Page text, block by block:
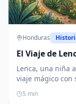
Honduras
El Viaje de
Lenca, una niña
viaje mágico con
aprenden sobre
Gracias a su
5 min